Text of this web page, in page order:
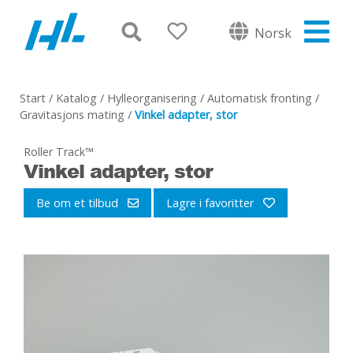
Norsk
Start / Katalog / Hylleorganisering / Automatisk fronting /
Gravitasjons mating / Vinkel adapter, stor
Roller Track™
Vinkel adapter, stor
Be om et tilbud Lagre i favoritter